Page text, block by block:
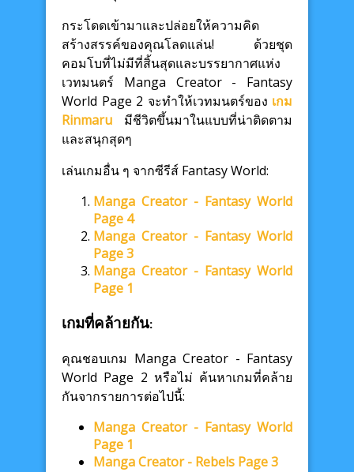
กระโดดเข้ามาและปล่อยให้ความคิด
สร้างสรรค์ของคุณโลดแล่น! ด้วยชุด
คอมโบที่ไม่มีที่สิ้นสุดและบรรยากาศแห่ง
เวทมนตร์ Manga Creator - Fantasy
World Page 2 จะทำให้เวทมนตร์ของ เกม
Rinmaru มีชีวิตขึ้นมาในแบบที่น่าติดตาม
และสนุกสุดๆ
เล่นเกมอื่น ๆ จากซีรีส์ Fantasy World:
Manga Creator - Fantasy World
Page 4
Manga Creator - Fantasy World
Page 3
Manga Creator - Fantasy World
Page 1
เกมที่คล้ายกัน:
คุณชอบเกม Manga Creator - Fantasy
World Page 2 หรือไม่ ค้นหาเกมที่คล้าย
กันจากรายการต่อไปนี้:
Manga Creator - Fantasy World
Page 1
Manga Creator - Rebels Page 3